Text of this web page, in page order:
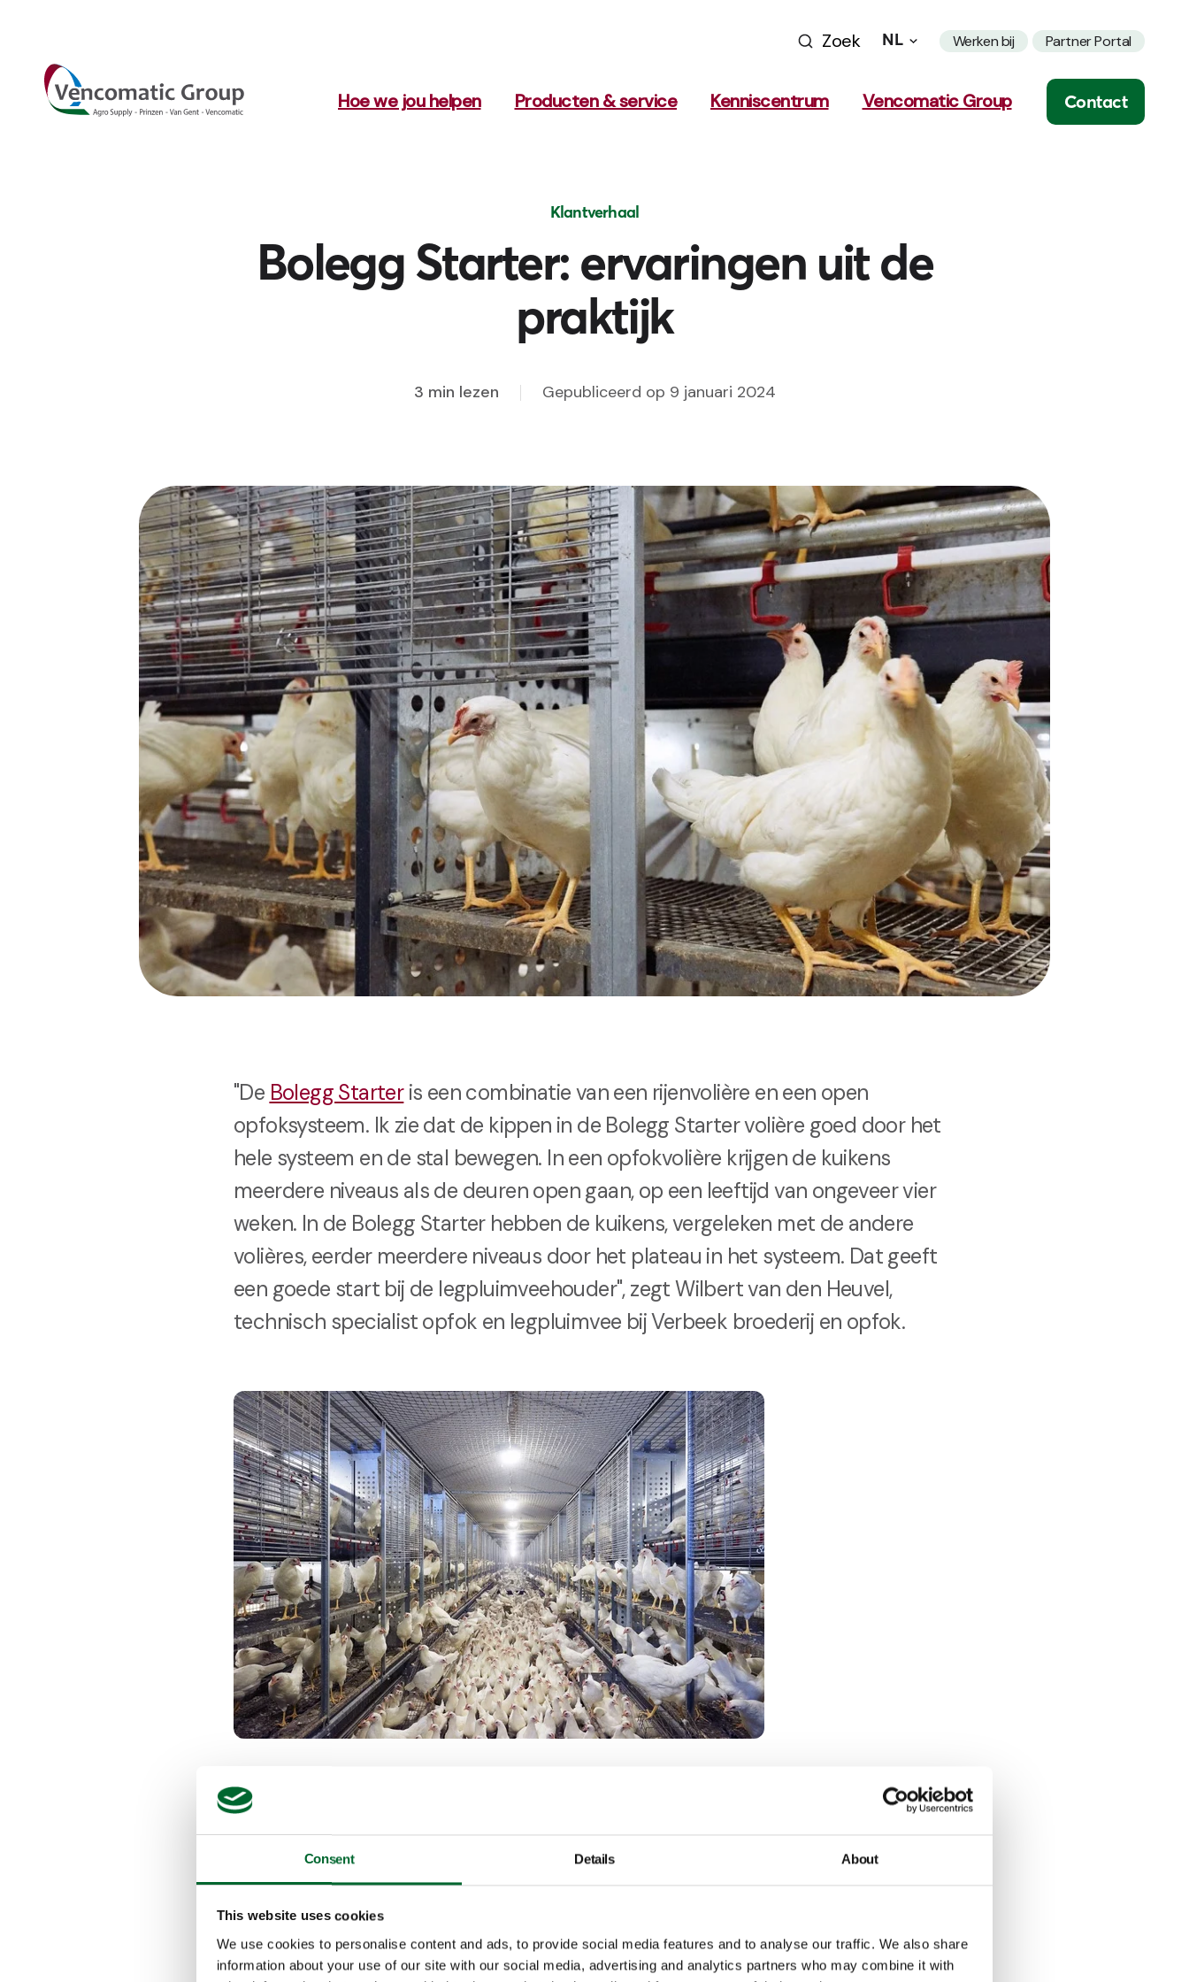
Consent Details About
This website uses cookies
We use cookies to personalise content and ads, to provide social media features and to analyse our traffic. We also share
information about your use of our site with our social media, advertising and analytics partners who may combine it with
Zoek NL Werken bij Partner Portal
Hoe we jou helpen Producten & service Kenniscentrum Vencomatic Group Contact
Klantverhaal
Bolegg Starter: ervaringen uit de
praktijk
3 min lezen Gepubliceerd op 9 januari 2024
"De Bolegg Starteris een combinatie van een rijenvolière en een open
opfoksysteem. Ik zie dat de kippen in de Bolegg Starter volière goed door het
hele systeem en de stal bewegen. In een opfokvolière krijgen de kuikens
meerdere niveaus als de deuren open gaan, op een leeftijd van ongeveer vier
weken. In de Bolegg Starter hebben de kuikens, vergeleken met de andere
volières, eerder meerdere niveaus door het plateau in het systeem. Dat geeft
een goede start bij de legpluimveehouder", zegt Wilbert van den Heuvel,
technisch specialist opfok en legpluimvee bij Verbeek broederij en opfok.
De specialist stelt dat een legkuiken moet leren zoeken naar voer en water.
"We starten op alle niveaus met water, in drinknippels met lekschaaltjes. Het
voer wordt op twee vaste niveaus aangeboden. Water en voer kunnen op
dezelfde laag, maar door het variabel niveau kun je die uit elkaar trekken. Je
kunt dus al vroeg starten met de training van de kuikens zodat ze meerdere
niveaus leren gebruiken", legt Wilbert uit.